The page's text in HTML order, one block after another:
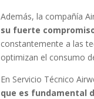
Además, la compañía
su fuerte
constantemente a las
optimizan el consumo
En Servicio Técnico
que es fundamental